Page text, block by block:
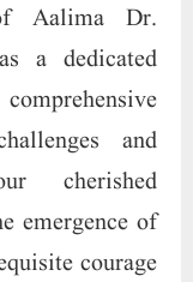
Aalima Dr.
a dedicated
and
cherished
emergence of
courage